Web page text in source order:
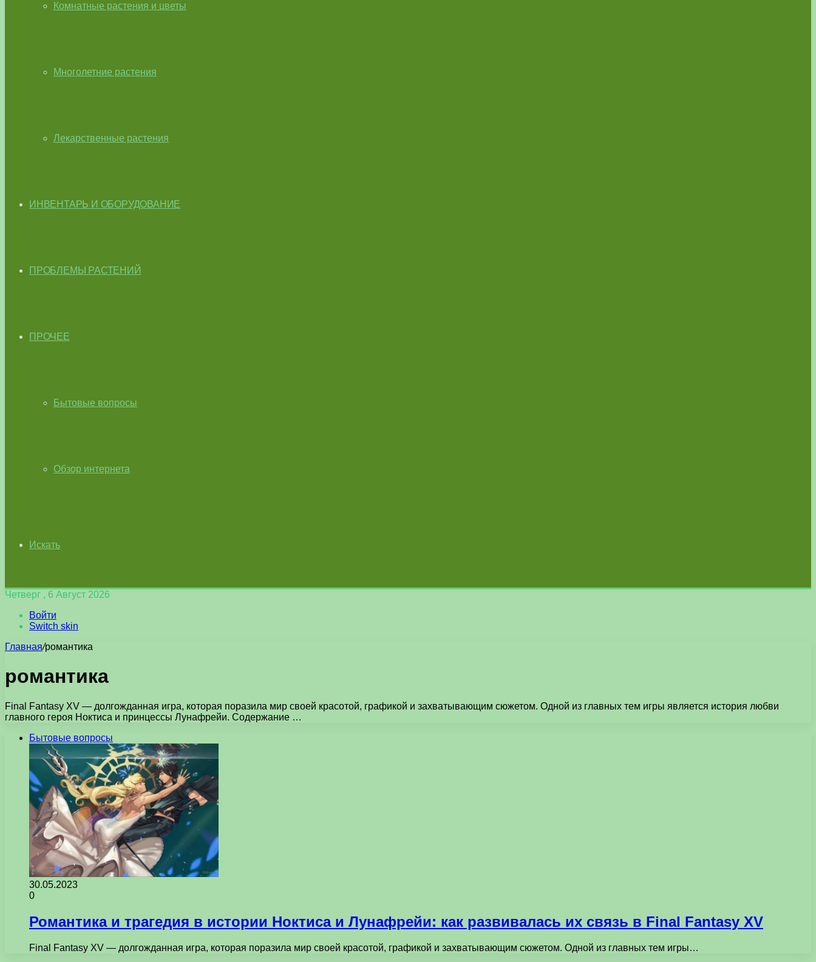
Комнатные растения и цветы
Многолетние растения
Лекарственные растения
ИНВЕНТАРЬ И ОБОРУДОВАНИЕ
ПРОБЛЕМЫ РАСТЕНИЙ
ПРОЧЕЕ
Бытовые вопросы
Обзор интернета
Искать
Четверг , 6 Август 2026
Войти
Switch skin
Главная/романтика
романтика
Final Fantasy XV — долгожданная игра, которая поразила мир своей красотой, графикой и захватывающим сюжетом. Одной из главных тем игры является история любви
главного героя Ноктиса и принцессы Лунафрейи. Содержание …
Бытовые вопросы
30.05.2023
0
Романтика и трагедия в истории Ноктиса и Лунафрейи: как развивалась их связь в Final Fantasy XV
Final Fantasy XV — долгожданная игра, которая поразила мир своей красотой, графикой и захватывающим сюжетом. Одной из главных тем игры…